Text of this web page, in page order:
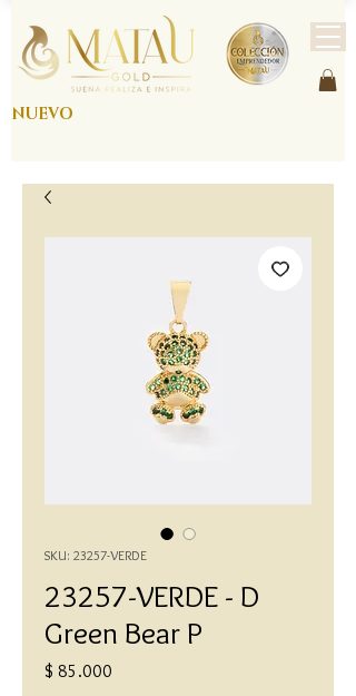
NUEVO
SKU: 23257-VERDE
23257-VERDE - D
Green Bear P
$ 85.000